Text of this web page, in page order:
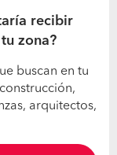
recibir
zona?
buscan en tu
arquitectos,